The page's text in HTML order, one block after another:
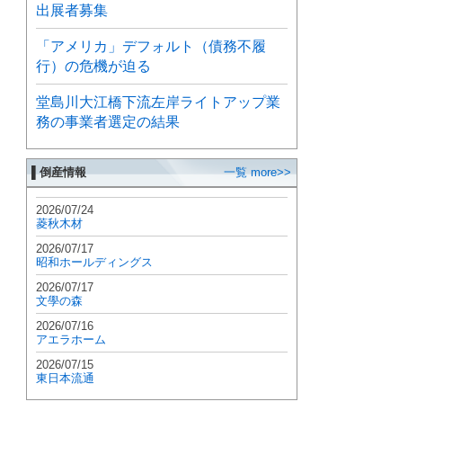
出展者募集
「アメリカ」デフォルト（債務不履
行）の危機が迫る
堂島川大江橋下流左岸ライトアップ業
務の事業者選定の結果
▌倒産情報 一覧 more>>
2026/07/24
菱秋木材
2026/07/17
昭和ホールディングス
2026/07/17
文學の森
2026/07/16
アエラホーム
2026/07/15
東日本流通